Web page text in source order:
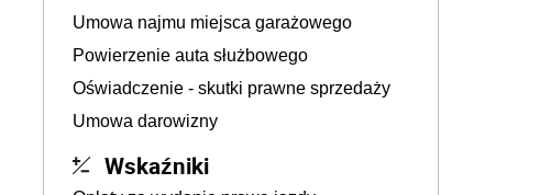
Umowa najmu miejsca garażowego
Powierzenie auta służbowego
Oświadczenie - skutki prawne sprzedaży
Umowa darowizny
Wskaźniki